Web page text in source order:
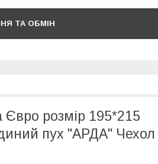
ТА ОБМІН
розмір 195*215
пух "АРДА" Чехол